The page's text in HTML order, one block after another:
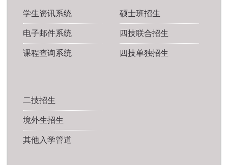
学生资讯系统
电子邮件系统
课程查询系统
硕士班招生
四技联合招生
四技单独招生
二技招生
境外生招生
其他入学管道